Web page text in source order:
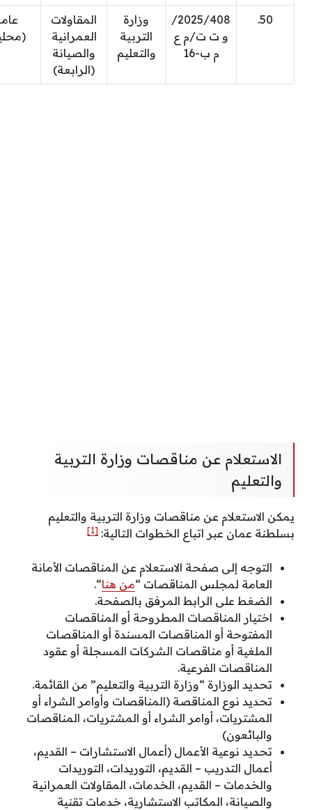
50.
2025/408/
و ت ت/م ع
م ب-16
وزارة
التربية
والتعليم
المقاولات
العمرانية
والصيانة
(الرابعة)
الاستعلام عن مناقصات وزارة التربية
والتعليم
يمكن الاستعلام عن مناقصات وزارة التربية والتعليم
بسلطنة عمان عبر اتباع الخطوات التالية: [1]
التوجه إلى صفحة الاستعلام عن المناقصات الأمانة
العامة لمجلس المناقصات “من هنا“.
الضغط على الرابط المرفق بالصفحة.
اختيار المناقصات المطروحة أو المناقصات
المفتوحة أو المناقصات المسندة أو المناقصات
الملغية أو مناقصات الشركات المسجلة أو عقود
المناقصات الفرعية.
تحديد الوزارة “وزارة التربية والتعليم” من القائمة.
تحديد نوع المناقصة (المناقصات وأوامر الشراء أو
المشتريات، أوامر الشراء أو المشتريات، المناقصات
والبائعون)
تحديد نوعية الأعمال (أعمال الاستشارات – القديم،
أعمال التدريب – القديم، التوريدات، التوريدات
والخدمات – القديم، الخدمات، المقاولات العمرانية
والصيانة، المكاتب الاستشارية، خدمات تقنية